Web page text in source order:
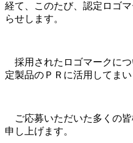
経て、このたび、認定ロゴ
らせします。
採用されたロゴマークに
定製品のＰＲに活用してまい
ご応募いただいた多くの
申し上げます。